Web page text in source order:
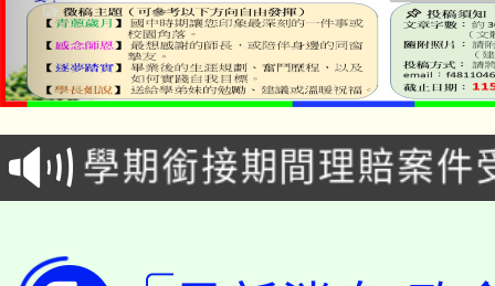
淨零綠生活教案入校路
會
115年食農教育專業人
程
學期銜接期間理賠案件
學籍身 分審查程序及
版
淨零綠領人才培育課程
公告本校115學年度第